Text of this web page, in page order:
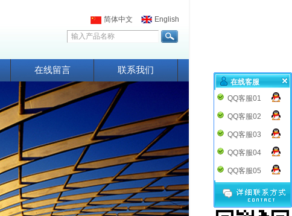
简体中文 English
在线留言 联系我们
在线客服
QQ客服01
QQ客服02
QQ客服03
QQ客服04
QQ客服05